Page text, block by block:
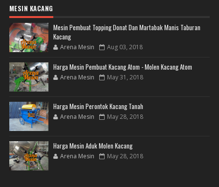
MESIN KACANG
Mesin Pembuat Topping Donat Dan Martabak Manis Taburan
Kacang
Arena Mesin Aug 03, 2018
Harga Mesin Pembuat Kacang Atom - Molen Kacang Atom
Arena Mesin May 31, 2018
Harga Mesin Perontok Kacang Tanah
Arena Mesin May 28, 2018
Harga Mesin Aduk Molen Kacang
Arena Mesin May 28, 2018